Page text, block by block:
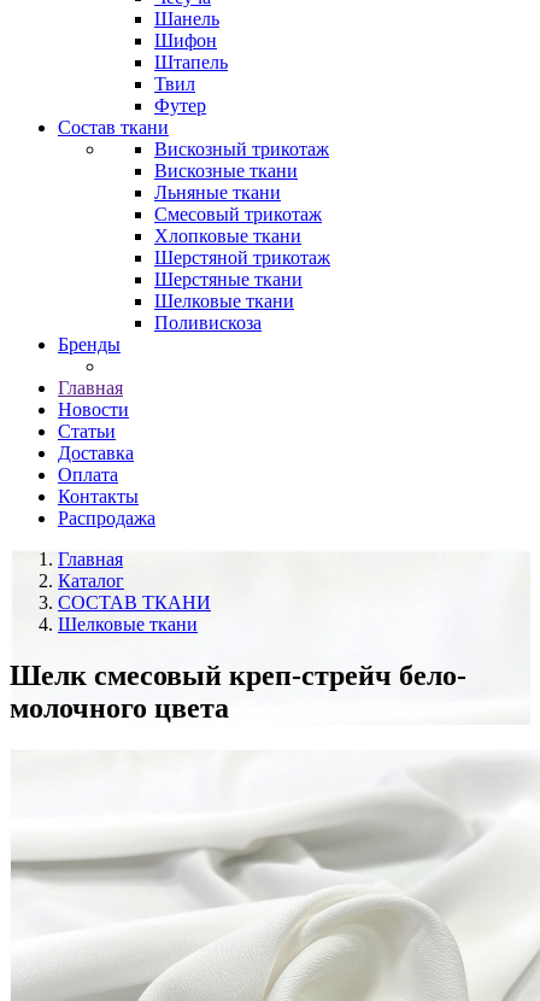
Шанель
Шифон
Штапель
Твил
Футер
Состав ткани
Вискозный трикотаж
Вискозные ткани
Льняные ткани
Смесовый трикотаж
Хлопковые ткани
Шерстяной трикотаж
Шерстяные ткани
Шелковые ткани
Поливискоза
Бренды
Главная
Новости
Статьи
Доставка
Оплата
Контакты
Распродажа
Главная
Каталог
СОСТАВ ТКАНИ
Шелковые ткани
Шелк смесовый креп-стрейч бело-
молочного цвета